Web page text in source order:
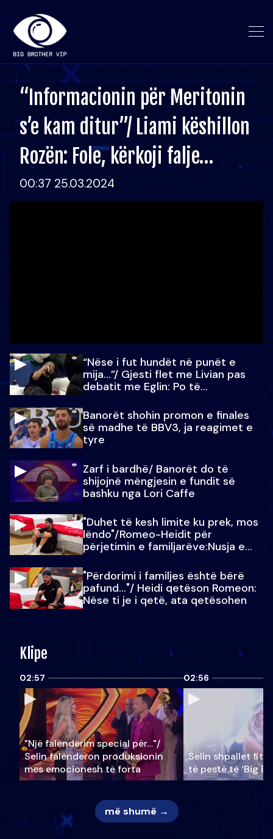
“Informacionin për Meritonin
s’e kam ditur”/ Liami këshillon
Rozën: Fole, kërkoji falje…
00:37 25.03.2024
“Nëse i fut hundët në punët e
mija…”/ Gjesti flet me Livian pas
debatit me Eglin: Po të
Banorët shohin promon e finales
së madhe të BBV3, ja reagimet e
tyre
Zarf i bardhë/ Banorët do të
shijojnë mëngjesin e fundit së
bashku nga Lori Caffe
"Duhet të kesh limite ku prek, mos
lëndo"/Romeo-Heidit për
përjetimin e familjarëve:Nusja e
"Përdorimi i familjes është bërë
pafund…"/ Heidi qetëson Romeon:
Nëse ti je i qetë, ata qetësohen
Klipe
02:57
"Një falenderim special për…"/
Selin falënderon produksionin
mes emocionesh të forta
02:56
Selin shpallet
të pestë të ‘Big
më shumë →